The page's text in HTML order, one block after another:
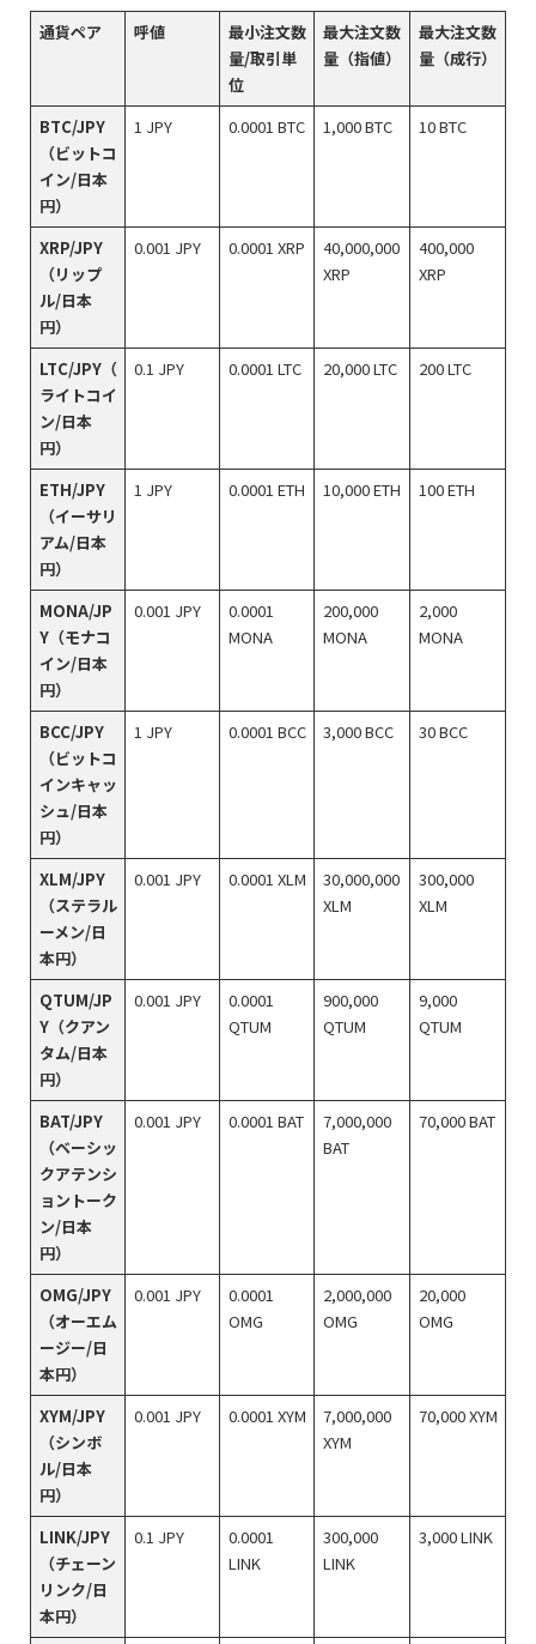
通貨ペア 呼値
最小注文数
量/取引単
位
最大注文数
量（指値）
最大注文数
量（成行）
BTC/JPY
（ビットコ
イン/日本
円）
1 JPY 0.0001 BTC 1,000 BTC 10 BTC
XRP/JPY
（リップ
ル/日本
円）
0.001 JPY 0.0001 XRP
40,000,000
XRP
400,000
XRP
LTC/JPY（
ライトコイ
ン/日本
円）
0.1 JPY 0.0001 LTC 20,000 LTC 200 LTC
ETH/JPY
（イーサリ
アム/日本
円）
1 JPY 0.0001 ETH 10,000 ETH 100 ETH
MONA/JP
Y（モナコ
イン/日本
円）
0.001 JPY
0.0001
MONA
200,000
MONA
2,000
MONA
BCC/JPY
（ビットコ
インキャッ
シュ/日本
円）
1 JPY 0.0001 BCC 3,000 BCC 30 BCC
XLM/JPY
（ステラル
ーメン/日
本円）
0.001 JPY 0.0001 XLM
30,000,000
XLM
300,000
XLM
QTUM/JP
Y（クアン
タム/日本
円）
0.001 JPY
0.0001
QTUM
900,000
QTUM
9,000
QTUM
BAT/JPY
（ベーシッ
クアテンシ
ョントーク
ン/日本
円）
0.001 JPY 0.0001 BAT
7,000,000
BAT
70,000 BAT
OMG/JPY
（オーエム
ージー/日
本円）
0.001 JPY
0.0001
OMG
2,000,000
OMG
20,000
OMG
XYM/JPY
（シンボ
ル/日本
円）
0.001 JPY 0.0001 XYM
7,000,000
XYM
70,000 XYM
LINK/JPY
（チェーン
リンク/日
本円）
0.1 JPY
0.0001
LINK
300,000
LINK
3,000 LINK